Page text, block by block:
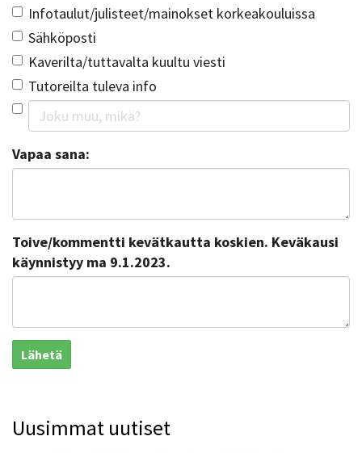
Infotaulut/julisteet/mainokset korkeakouluissa
Sähköposti
Kaverilta/tuttavalta kuultu viesti
Tutoreilta tuleva info
Vapaa sana:
Toive/kommentti kevätkautta koskien. Keväkausi
käynnistyy ma 9.1.2023.
Lähetä
Uusimmat uutiset